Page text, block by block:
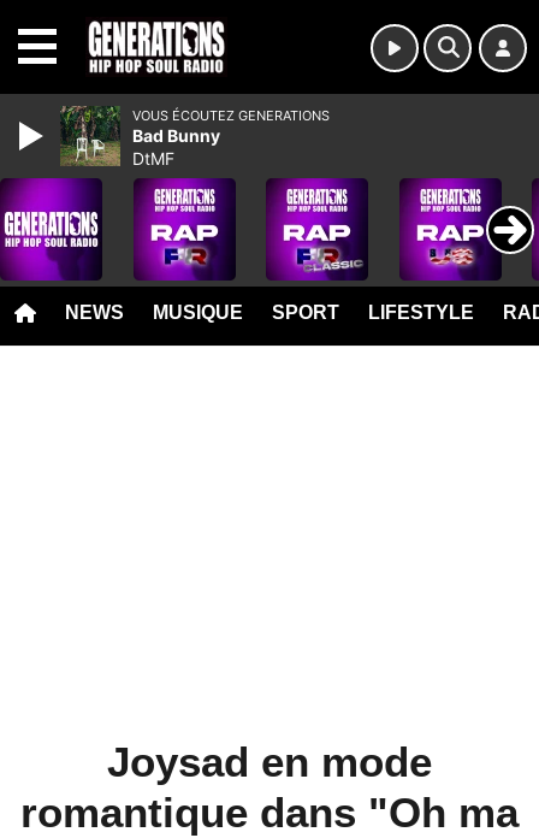
NEWS MUSIQUE SPORT LIFESTYLE
Joysad en mode
romantique dans "Oh ma
VOUS ÉCOUTEZ GENERATIONS
Bad Bunny
DtMF